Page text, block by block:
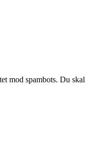
mod spambots. Du skal